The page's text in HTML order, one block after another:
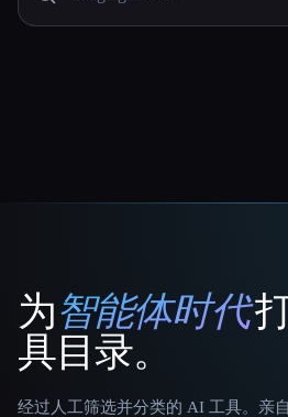
That AI Collection
为智能体时代
具目录。
经过人工筛选并分类的 AI 工具。亲